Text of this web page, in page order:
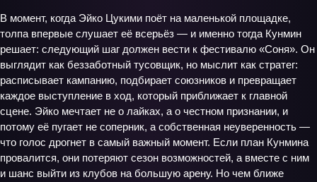
В момент, когда Эйко Цукими поёт на маленькой площадке,
толпа впервые слушает её всерьёз — и именно тогда Кунмин
решает: следующий шаг должен вести к фестивалю «Соня». Он
выглядит как беззаботный тусовщик, но мыслит как стратег:
расписывает кампанию, подбирает союзников и превращает
каждое выступление в ход, который приближает к главной
сцене. Эйко мечтает не о лайках, а о честном признании, и
потому её пугает не соперник, а собственная неуверенность —
что голос дрогнет в самый важный момент. Если план Кунмина
провалится, они потеряют сезон возможностей, а вместе с ним
и шанс выйти из клубов на большую арену. Но чем ближе